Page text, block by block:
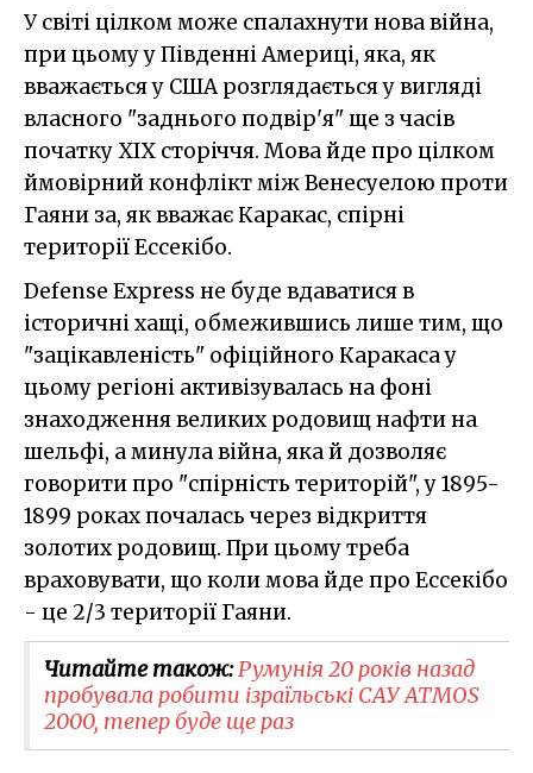
У світі цілком може спалахнути нова війна,
при цьому у Південні Америці, яка, як
вважається у США розглядається у вигляді
власного "заднього подвір'я" ще з часів
початку XIX сторіччя. Мова йде про цілком
ймовірний конфлікт між Венесуелою проти
Гаяни за, як вважає Каракас, спірні
території Ессекібо.
Defense Express не буде вдаватися в
історичні хащі, обмежившись лише тим, що
"зацікавленість" офіційного Каракаса у
цьому регіоні активізувалась на фоні
знаходження великих родовищ нафти на
шельфі, а минула війна, яка й дозволяє
говорити про "спірність територій", у 1895-
1899 роках почалась через відкриття
золотих родовищ. При цьому треба
враховувати, що коли мова йде про Ессекібо
- це 2/3 території Гаяни.
Читайте також:Румунія 20 років назад
пробувала робити ізраїльські САУ ATMOS
2000, тепер буде ще раз